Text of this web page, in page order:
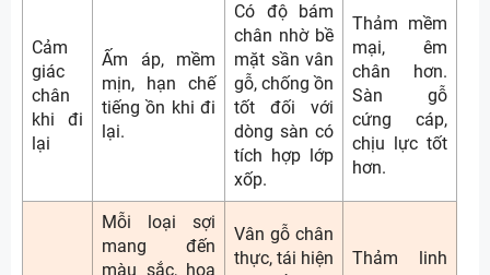
Cảm
giác
chân
khi đi
lại
Ấm áp, mềm
mịn, hạn chế
tiếng ồn khi đi
lại.
Có độ bám
chân nhờ bề
mặt sần vân
gỗ, chống ồn
tốt đối với
dòng sàn có
tích hợp lớp
xốp.
Thảm mềm
mại, êm
chân hơn.
Sàn gỗ
cứng cáp,
chịu lực tốt
hơn.
Mỗi loại sợi
mang đến
màu sắc, họa
Vân gỗ chân
thực, tái hiện
Thảm linh